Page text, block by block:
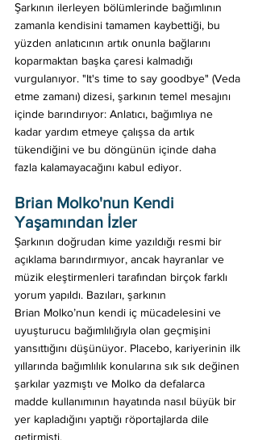
Şarkının ilerleyen bölümlerinde bağımlının
zamanla kendisini tamamen kaybettiği, bu
yüzden anlatıcının artık onunla bağlarını
koparmaktan başka çaresi kalmadığı
vurgulanıyor. "It's time to say goodbye" (Veda
etme zamanı) dizesi, şarkının temel mesajını
içinde barındırıyor: Anlatıcı, bağımlıya ne
kadar yardım etmeye çalışsa da artık
tükendiğini ve bu döngünün içinde daha
fazla kalamayacağını kabul ediyor.
Brian Molko'nun Kendi
Yaşamından İzler
Şarkının doğrudan kime yazıldığı resmi bir
açıklama barındırmıyor, ancak hayranlar ve
müzik eleştirmenleri tarafından birçok farklı
yorum yapıldı. Bazıları, şarkının
Brian Molko’nun kendi iç mücadelesini ve
uyuşturucu bağımlılığıyla olan geçmişini
yansıttığını düşünüyor. Placebo, kariyerinin ilk
yıllarında bağımlılık konularına sık sık değinen
şarkılar yazmıştı ve Molko da defalarca
madde kullanımının hayatında nasıl büyük bir
yer kapladığını yaptığı röportajlarda dile
getirmişti.